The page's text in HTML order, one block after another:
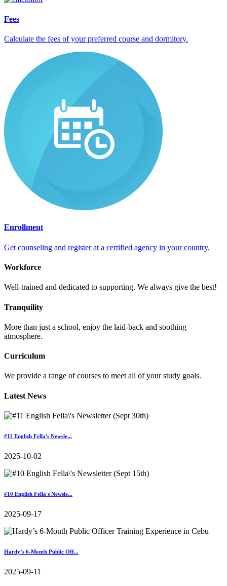
Fees
Calculate the fees of your preferred course and dormitory.
Enrollment
Get counseling and register at a certified agency in your country.
Workforce
Well-trained and dedicated to supporting. We always give the best!
Tranquility
More than just a school, enjoy the laid-back and soothing
atmosphere.
Curriculum
We provide a range of courses to meet all of your study goals.
Latest News
#11 English Fella's Newsle...
2025-10-02
#10 English Fella's Newsle...
2025-09-17
Hardy’s 6-Month Public Off...
2025-09-11